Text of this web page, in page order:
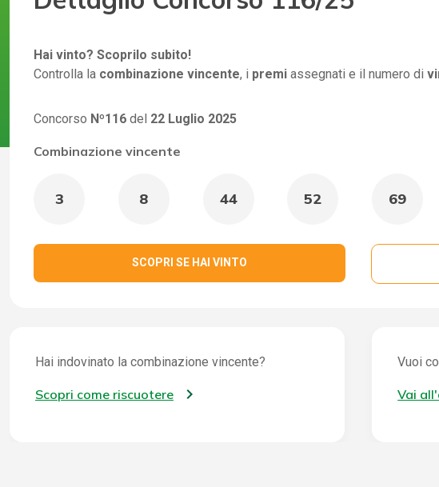
Hai vinto? Scoprilo subito!
Controlla la combinazione vincente, i premi assegnati e il numero di
Concorso Nº116 del 22 Luglio 2025
Combinazione vincente
3 8 44 52 69
SCOPRI SE HAI VINTO
Hai indovinato la combinazione vincente?
Scopri come riscuotere
Vuoi
Vai